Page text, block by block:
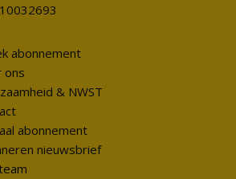
abonnement
ons
& NWST
abonnement
nieuwsbrief